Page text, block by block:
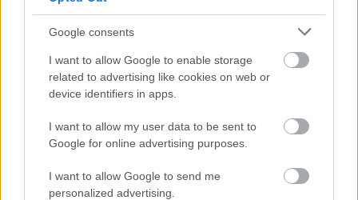
Google consents
I want to allow Google to enable storage
related to advertising like cookies on web or
device identifiers in apps.
I want to allow my user data to be sent to
Google for online advertising purposes.
I want to allow Google to send me
personalized advertising.
Másfélszeresére bővítik
Hódmezővásárhely jó hírű református
Flórián téri felüljárón